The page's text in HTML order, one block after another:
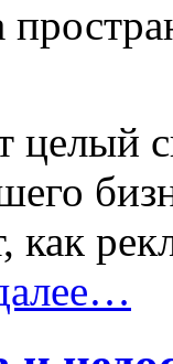
целый
как